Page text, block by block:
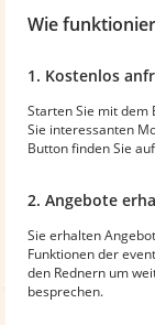
Wie
1. Kostenlos
Starten Sie mit dem
Sie interessanten
Button finden Sie
2. Angebote
Sie erhalten
Funktionen der
den Rednern um
besprechen.